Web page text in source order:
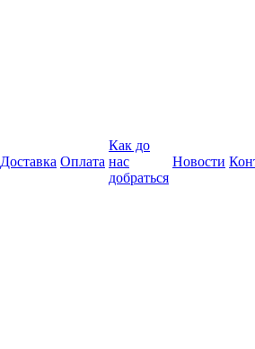
Доставка Оплата
Как до
нас
добраться
Новости